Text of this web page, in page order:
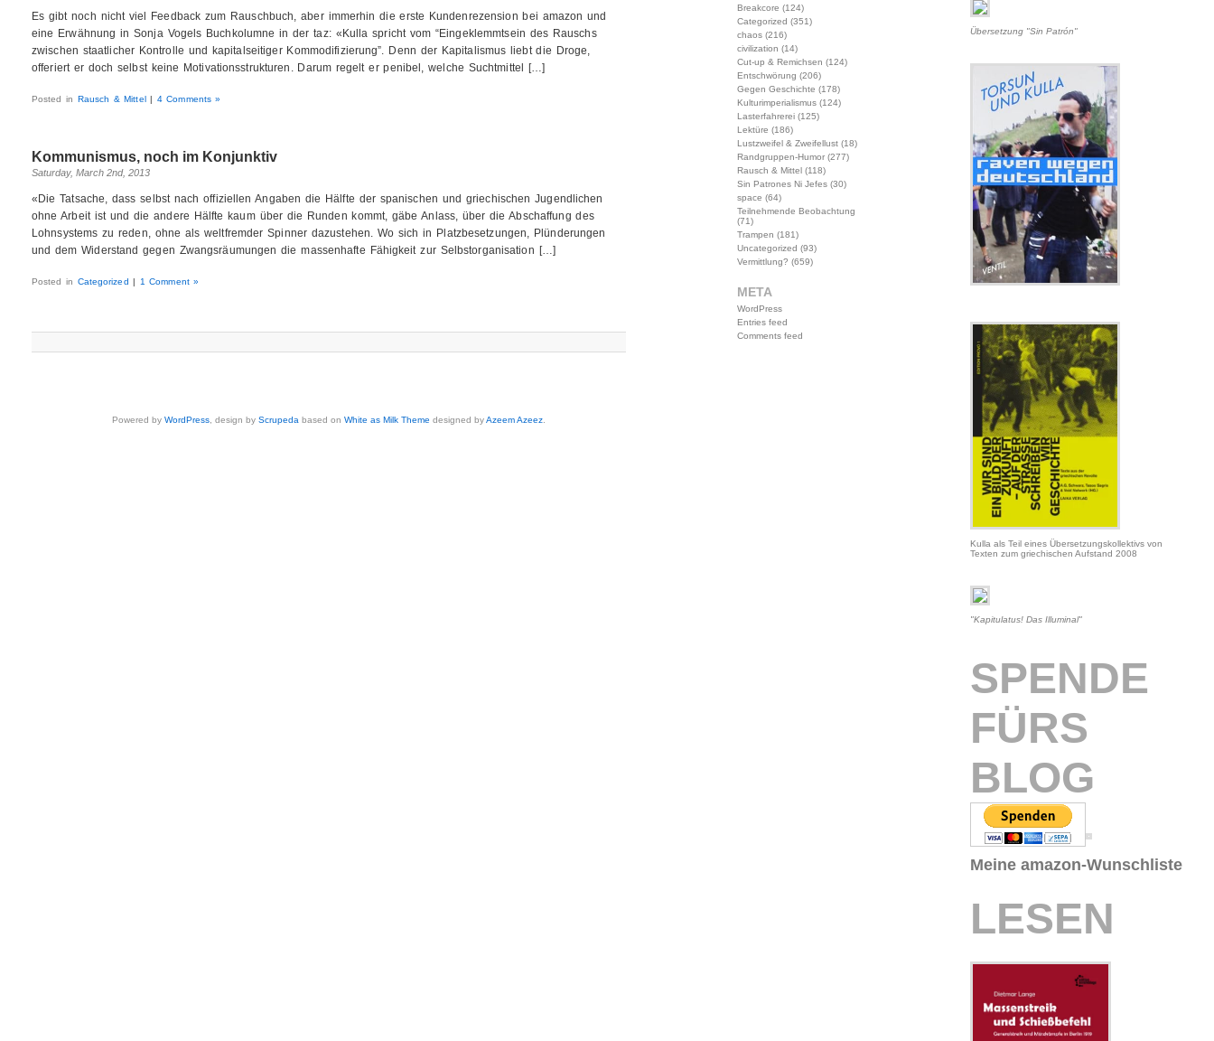
Es gibt noch nicht viel Feedback zum Rauschbuch, aber immerhin die erste Kundenrezension bei amazon und
eine Erwähnung in Sonja Vogels Buchkolumne in der taz: «Kulla spricht vom “Eingeklemmtsein des Rauschs
zwischen staatlicher Kontrolle und kapitalseitiger Kommodifizierung”. Denn der Kapitalismus liebt die Droge,
offeriert er doch selbst keine Motivationsstrukturen. Darum regelt er penibel, welche Suchtmittel […]
Posted in Rausch & Mittel | 4 Comments »
Kommunismus, noch im Konjunktiv
Saturday, March 2nd, 2013
«Die Tatsache, dass selbst nach offiziellen Angaben die Hälfte der spanischen und griechischen Jugendlichen
ohne Arbeit ist und die andere Hälfte kaum über die Runden kommt, gäbe Anlass, über die Abschaffung des
Lohnsystems zu reden, ohne als weltfremder Spinner dazustehen. Wo sich in Platzbesetzungen, Plünderungen
und dem Widerstand gegen Zwangsräumungen die massenhafte Fähigkeit zur Selbstorganisation […]
Posted in Categorized | 1 Comment »
Powered byWordPress , design byScrupeda based onWhite as Milk Theme designed byAzeem Azeez
Breakcore (124)
Categorized (351)
chaos(216)
civilization (14)
Cut-up & Remichsen (124)
Entschwörung (206)
Gegen Geschichte (178)
Kulturimperialismus(124)
Lasterfahrerei(125)
Lektüre (186)
Lustzweifel & Zweifellust(18)
Randgruppen-Humor(277)
Rausch & Mittel(118)
Sin Patrones Ni Jefes(30)
space (64)
Teilnehmende Beobachtung
(71)
Trampen (181)
Uncategorized (93)
Vermittlung? (659)
META
WordPress
Entries feed
Comments feed
Übersetzung "Sin Patrón"
Kulla als Teil eines Übersetzungskollektivs von
Texten zum griechischen Aufstand 2008
"Kapitulatus! Das Illuminal"
SPENDE
FÜRS
BLOG
Meine amazon-Wunschliste
LESEN